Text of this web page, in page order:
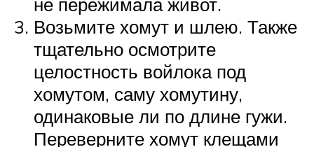
Возьмите хомут и шлею. Также
тщательно осмотрите
целостность войлока под
хомутом, саму хомутину,
одинаковые ли по длине гужи.
Переверните хомут клещами